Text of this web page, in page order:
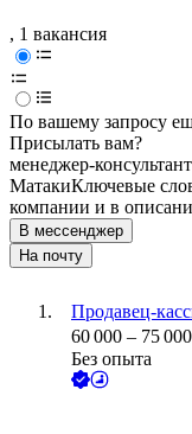
, 1 вакансия
По вашему запросу
Присылать вам?
менеджер-
МатакиКлючевые
компании и в
В мессенджер
На почту
Продавец-
60 000 – 75 000
Без опыта